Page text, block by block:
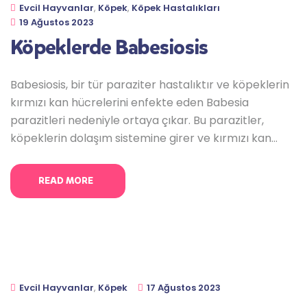
Köpeklerde Babesiosis
Evcil Hayvanlar, Köpek, Köpek Hastalıkları
19 Ağustos 2023
Babesiosis, bir tür paraziter hastalıktır ve köpeklerin
kırmızı kan hücrelerini enfekte eden Babesia
parazitleri nedeniyle ortaya çıkar. Bu parazitler,
köpeklerin dolaşım sistemine girer ve kırmızı kan
ısırması sonucu bulaşabilir ve köpeklerde ciddi sağlık
sorunlarına yol açabilir. Babesiosis’in belirtileri,
READ MORE
Evcil Hayvanlar, Köpek 17 Ağustos 2023